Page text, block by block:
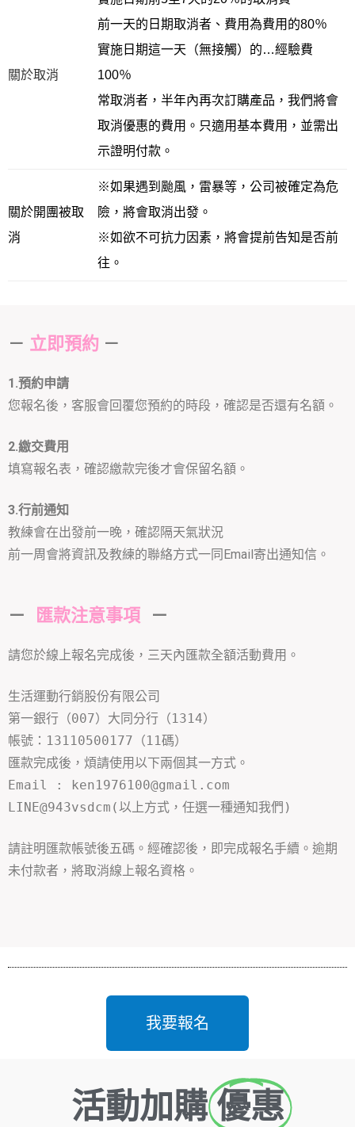
關於取消
前一天的日期取消者、費用為費用的80％
實施日期這一天（無接觸）的…經驗費
100％
常取消者，半年內再次訂購產品，我們將會
取消優惠的費用。只適用基本費用，並需出
示證明付款。
關於開團被取
消
※如果遇到颱風，雷暴等，公司被確定為危
險，將會取消出發。
※如欲不可抗力因素，將會提前告知是否前
往。
－ 立即預約 －
1.預約申請
您報名後，客服會回覆您預約的時段，確認是否還有名額。
2.繳交費用
填寫報名表，確認繳款完後才會保留名額。
3.行前通知
教練會在出發前一晚，確認隔天氣狀況
前一周會將資訊及教練的聯絡方式一同Email寄出通知信。
－ 匯款注意事項 －
請您於線上報名完成後，三天內匯款全額活動費用。
生活運動行銷股份有限公司
第一銀行（007）大同分行（1314）
帳號：13110500177（11碼）
匯款完成後，煩請使用以下兩個其一方式。
Email : ken1976100@gmail.com
LINE@943vsdcm (以上方式，任選一種通知我們)
請註明匯款帳號後五碼。經確認後，即完成報名手續。逾期
未付款者，將取消線上報名資格。
我要報名
活動加購 優惠